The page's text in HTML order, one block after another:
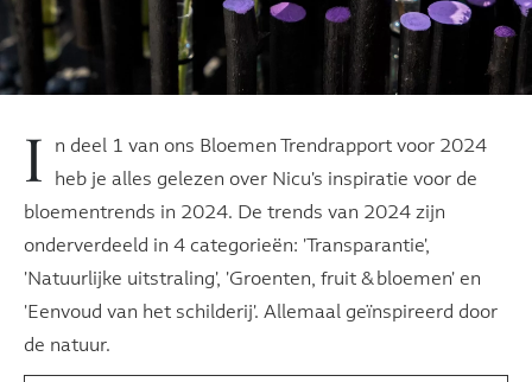
I
n deel 1 van ons Bloemen Trendrapport voor 2024
heb je alles gelezen over Nicu's inspiratie voor de
bloementrends in 2024. De trends van 2024 zijn
onderverdeeld in 4 categorieën: 'Transparantie',
'Natuurlijke uitstraling', 'Groenten, fruit & bloemen' en
'Eenvoud van het schilderij'. Allemaal geïnspireerd door
de natuur.